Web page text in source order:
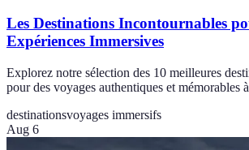
Les Destinations Incontournables
Expériences Immersives
Explorez notre sélection des 10 meilleures
pour des voyages authentiques et mémorables
destinationsvoyages immersifs
Aug 6